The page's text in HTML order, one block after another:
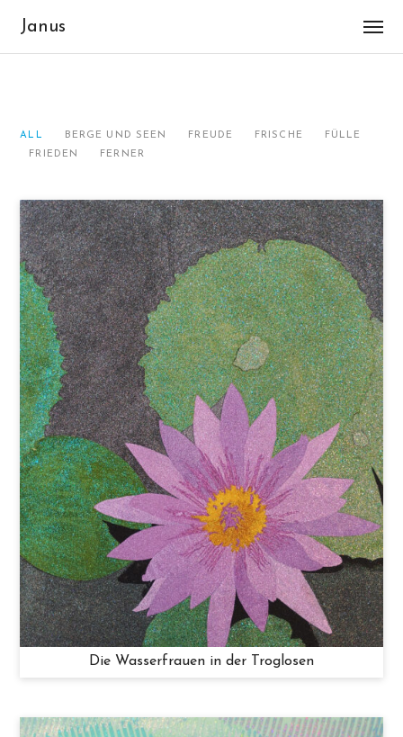
Janus
ALL BERGE UND SEEN FREUDE FRISCHE
FÜLLE
FRIEDEN
FERNER
Die Wasserfrauen in der Troglosen